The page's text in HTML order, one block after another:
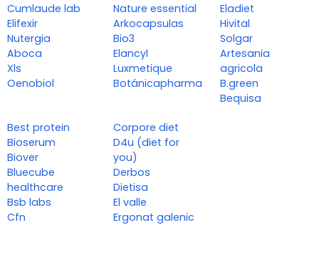
Cumlaude lab
Elifexir
Nutergia
Aboca
Xls
Oenobiol
Nature essential
Arkocapsulas
Bio3
Elancyl
Luxmetique
Botánicapharma
Eladiet
Hivital
Solgar
Artesania
agricola
B.green
Bequisa
Best protein
Bioserum
Biover
Bluecube
healthcare
Bsb labs
Cfn
Corpore diet
D4u (diet for
you)
Derbos
Dietisa
El valle
Ergonat galenic